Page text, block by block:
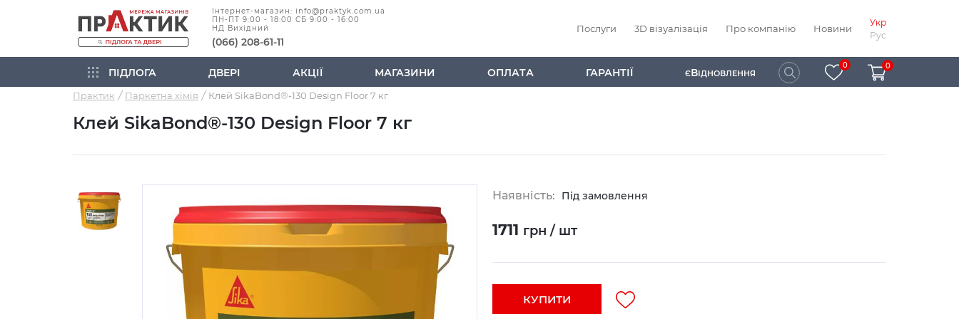
Інтернет-магазин: info@praktyk.com.ua
ПН-ПТ 9:00 - 18:00 СБ 9:00 - 16:00
НД Вихідний
(066) 208-61-11
Послуги 3D візуалізація Про компанію Новини
Укр
Рус
ПІДЛОГА ДВЕРІ АКЦІЇ МАГАЗИНИ ОПЛАТА ГАРАНТІЇ ЄВІДНОВЛЕННЯ
0 0
Практик Паркетна хімія Клей SikaBond®-130 Design Floor 7 кг
Клей SikaBond®-130 Design Floor 7 кг
Наявність: Під замовлення
1711 грн / шт
КУПИТИ